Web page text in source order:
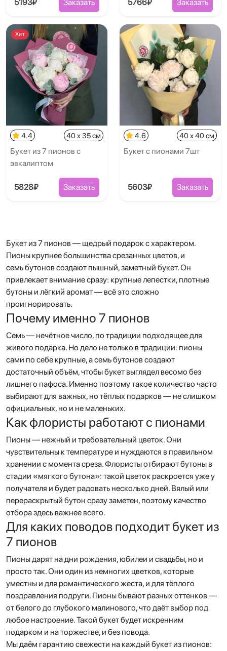
5193₽ Заказать 5766₽ Заказать
Хит
4.4 40 x 35 см
Букет из 7 пионов с
эвкалиптом
5828₽ Заказать
4.6 40 x 40 см
Букет с пионами 7шт
5603₽ Заказать
Букет из 7 пионов — щедрый подарок с характером.
Пионы крупнее большинства срезанных цветов, и
семь бутонов создают пышный, заметный букет. Он
привлекает внимание сразу: крупные лепестки, плотные
бутоны и лёгкий аромат — всё это сложно
проигнорировать.
Почему именно 7 пионов
Семь — нечётное число, по традиции подходящее для
живого подарка. Но дело не только в традиции: пионы
сами по себе крупные, а семь бутонов создают
достаточный объём, чтобы букет выглядел весомо без
лишнего пафоса. Именно поэтому такое количество часто
выбирают для важных, но тёплых подарков — не слишком
официальных, но и не маленьких.
Как флористы работают с пионами
Пионы — нежный и требовательный цветок. Они
чувствительны к температуре и нуждаются в правильном
хранении с момента среза. Флористы отбирают бутоны в
стадии «мягкого бутона»: такой цветок раскроется уже у
получателя и будет радовать несколько дней. Вялый или
перераскрытый бутон сразу заметен, поэтому качество
отбора здесь важнее всего.
Для каких поводов подходит букет из
7 пионов
Пионы дарят на дни рождения, юбилеи и свадьбы, но и
просто так. Они один из немногих цветков, которые
уместны и для романтического жеста, и для тёплого
поздравления подруги. Пионы бывают разных оттенков —
от белого до глубокого малинового, что даёт выбор под
любое настроение. Такой букет будет искренним
подарком и на торжестве, и без повода.
Мы даём гарантию свежести на каждый букет из пионов: